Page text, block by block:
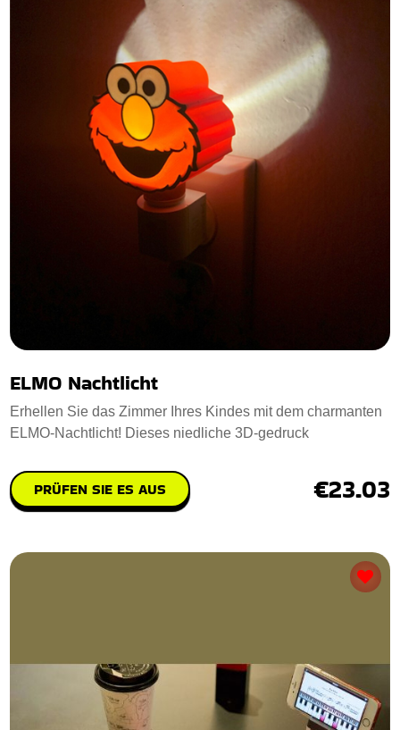
ELMO Nachtlicht
Erhellen Sie das Zimmer Ihres Kindes mit dem charmanten
ELMO-Nachtlicht! Dieses niedliche 3D-gedruck
PRÜFEN SIE ES AUS €23.03